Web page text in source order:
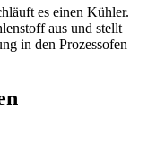
es einen Kühler.
aus und stellt
in den Prozessofen